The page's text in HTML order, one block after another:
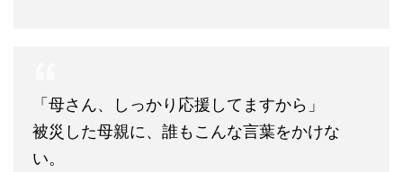
「母さん、しっかり応援してますから」
被災した母親に、誰もこんな言葉をかけな
い。